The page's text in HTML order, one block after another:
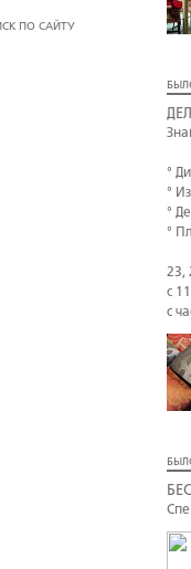
ПО САЙТУ
°
°
°
°
23,
с
с